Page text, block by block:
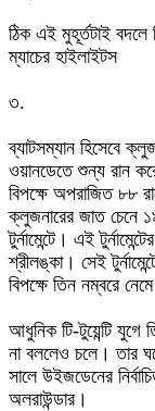
ঠিক এই মুহূর্তটাই
ম্যাচের হাইলাইটস
৩.
ব্যাটসম্যান হিসেবে
ওয়ানডেতে শুন্য রান
বিপক্ষে অপরাজিত ৮৮
ক্লুজনারের জাত চেনে
টুর্নামেন্টে। এই
শ্রীলঙ্কা। সেই
বিপক্ষে তিন নম্বরে
আধুনিক টি-টুয়েন্টি যুগে
না বললেও চলে। তার
সালে উইজডেনের
অলরাউন্ডার।